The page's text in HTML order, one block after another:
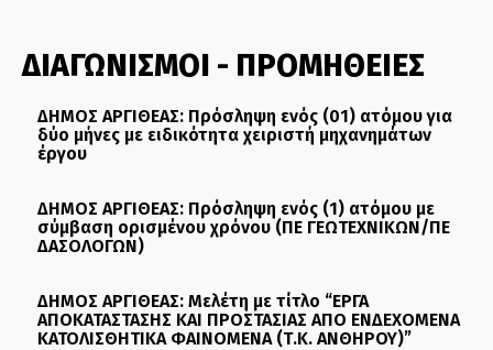
ΔΙΑΓΩΝΙΣΜΟΙ - ΠΡΟΜΗΘΕΙΕΣ
ΔΗΜΟΣ ΑΡΓΙΘΕΑΣ: Πρόσληψη ενός (01) ατόμου για
δύο μήνες με ειδικότητα χειριστή μηχανημάτων
έργου
ΔΗΜΟΣ ΑΡΓΙΘΕΑΣ: Πρόσληψη ενός (1) ατόμου με
σύμβαση ορισμένου χρόνου (ΠΕ ΓΕΩΤΕΧΝΙΚΩΝ/ΠΕ
ΔΑΣΟΛΟΓΩΝ)
ΔΗΜΟΣ ΑΡΓΙΘΕΑΣ: Μελέτη με τίτλο “ΕΡΓΑ
ΑΠΟΚΑΤΑΣΤΑΣΗΣ ΚΑΙ ΠΡΟΣΤΑΣΙΑΣ ΑΠΟ ΕΝΔΕΧΟΜΕΝΑ
ΚΑΤΟΛΙΣΘΗΤΙΚΑ ΦΑΙΝΟΜΕΝΑ (Τ.Κ. ΑΝΘΗΡΟΥ)”